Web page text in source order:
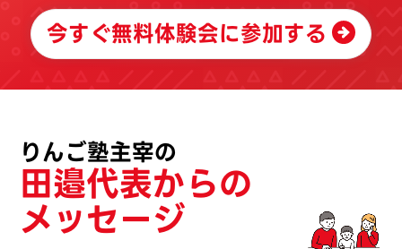
今すぐ無料体験会に参加する
りんご塾主宰の
田邉代表からの
メッセージ